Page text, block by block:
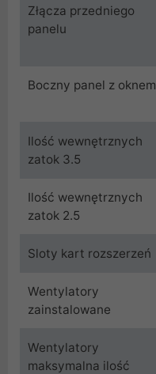
Złącza przedniego
panelu
Boczny panel z oknem
Ilość wewnętrznych
zatok 3.5
Ilość wewnętrznych
zatok 2.5
Sloty kart rozszerzeń
Wentylatory
zainstalowane
Wentylatory
maksymalna ilość